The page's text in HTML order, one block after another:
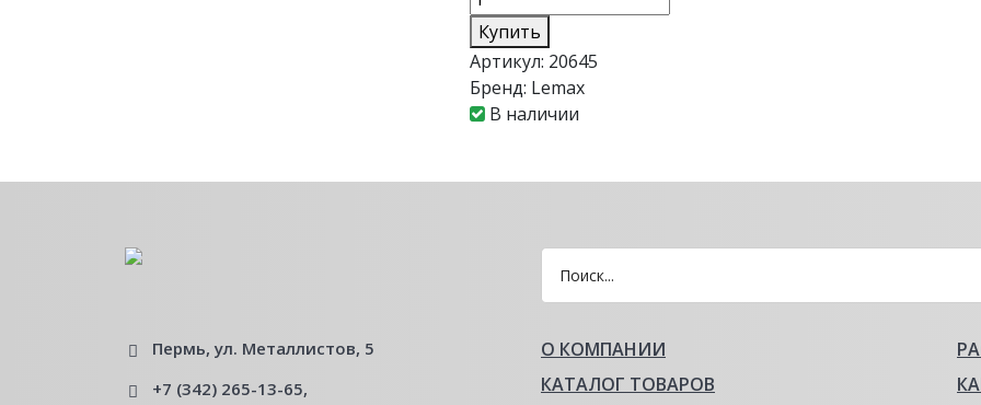
Купить
Артикул: 20645
Бренд: Lemax
В наличии
Пермь, ул. Металлистов, 5
+7 (342) 265-13-65,
О КОМПАНИИ
КАТАЛОГ ТОВАРОВ